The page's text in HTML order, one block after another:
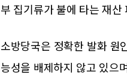
부 집기류가 불에 타는 재산
소방당국은 정확한 발화 원
능성을 배제하지 않고 있으